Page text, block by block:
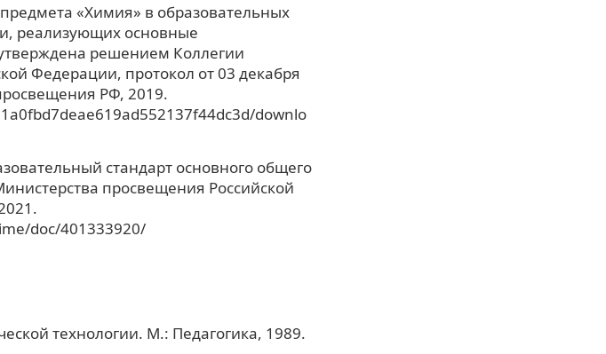
«Химия» в образовательных
реализующих основные
решением Коллегии
Федерации, протокол от 03 декабря
РФ, 2019.
downlo
стандарт основного общего
просвещения Российской
doc/401333920/
технологии. М.: Педагогика, 1989.